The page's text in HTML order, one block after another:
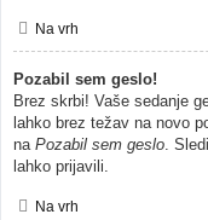
Na vrh
Pozabil sem geslo!
Brez skrbi! Vaše sedanje
lahko brez težav na novo
na Pozabil sem geslo.
lahko prijavili.
Na vrh